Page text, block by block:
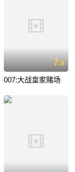
7.8
007:大战皇家赌场